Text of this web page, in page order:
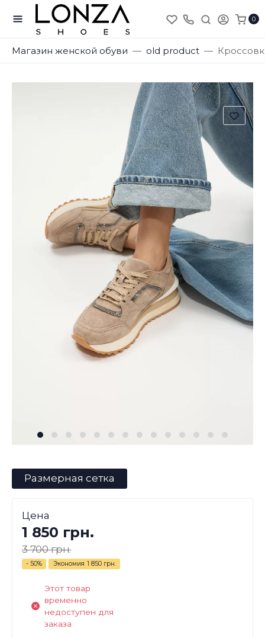
0
Магазин женской обуви old product
Размерная сетка
Цена
1 850 грн.
3 700 грн.
- 50% Экономия 1 850 грн.
Этот товар
временно
недоступен для
заказа